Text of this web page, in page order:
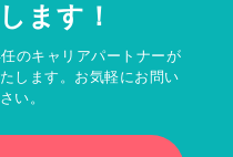
ます！
のキャリアパートナーが
します。お気軽にお問い
い。